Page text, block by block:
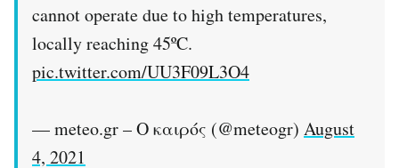
cannot operate due to high temperatures,
locally reaching 45ºC.
pic.twitter.com/UU3F09L3O4
— meteo.gr – Ο καιρός (@meteogr) August
4, 2021